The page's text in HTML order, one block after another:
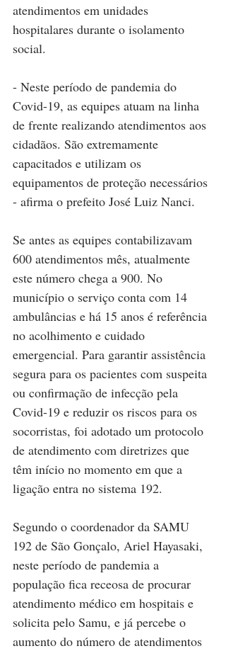
atendimentos em unidades
hospitalares durante o isolamento
social.
- Neste período de pandemia do
Covid-19, as equipes atuam na linha
de frente realizando atendimentos aos
cidadãos. São extremamente
capacitados e utilizam os
equipamentos de proteção necessários
- afirma o prefeito José Luiz Nanci.
Se antes as equipes contabilizavam
600 atendimentos mês, atualmente
este número chega a 900. No
município o serviço conta com 14
ambulâncias e há 15 anos é referência
no acolhimento e cuidado
emergencial. Para garantir assistência
segura para os pacientes com suspeita
ou confirmação de infecção pela
Covid-19 e reduzir os riscos para os
socorristas, foi adotado um protocolo
de atendimento com diretrizes que
têm início no momento em que a
ligação entra no sistema 192.
Segundo o coordenador da SAMU
192 de São Gonçalo, Ariel Hayasaki,
neste período de pandemia a
população fica receosa de procurar
atendimento médico em hospitais e
solicita pelo Samu, e já percebe o
aumento do número de atendimentos